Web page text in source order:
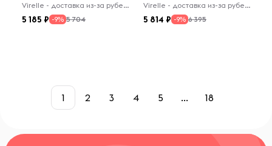
Virelle - доставка из-за рубежа
5 185 -9% 5 704
Virelle - доставка из-за рубежа
5 814 -9% 6 395
1 2 3 4 5 ... 18